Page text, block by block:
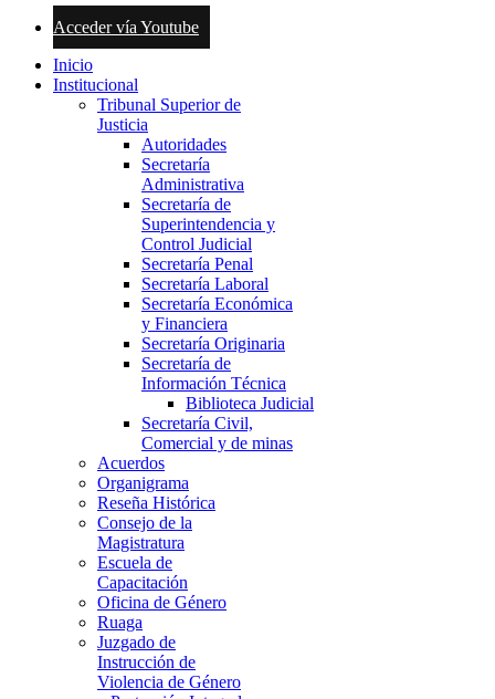
Acceder vía Youtube
Inicio
Institucional
Tribunal Superior de
Justicia
Autoridades
Secretaría
Administrativa
Secretaría de
Superintendencia y
Control Judicial
Secretaría Penal
Secretaría Laboral
Secretaría Económica
y Financiera
Secretaría Originaria
Secretaría de
Información Técnica
Biblioteca Judicial
Secretaría Civil,
Comercial y de minas
Acuerdos
Organigrama
Reseña Histórica
Consejo de la
Magistratura
Escuela de
Capacitación
Oficina de Género
Ruaga
Juzgado de
Instrucción de
Violencia de Género